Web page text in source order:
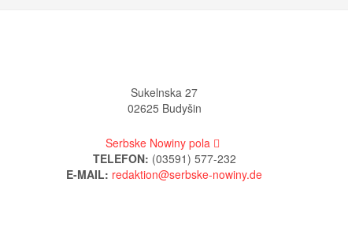
Sukelnska 27
02625 Budyšin
Serbske Nowiny pola
TELEFON: (03591) 577-232
E-MAIL: